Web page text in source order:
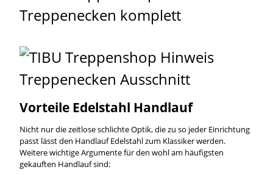
Vorteile Edelstahl Handlauf
Nicht nur die zeitlose schlichte Optik, die zu so jeder Einrichtung
passt lässt den Handlauf Edelstahl zum Klassiker werden.
Weitere wichtige Argumente für den wohl am häufigsten
gekauften Handlauf sind: